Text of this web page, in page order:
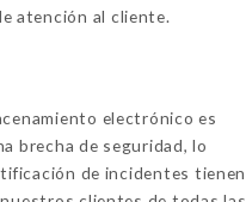
atención al cliente.
electrónico es
brecha de seguridad, lo
de incidentes tienen